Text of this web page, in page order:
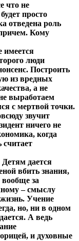
что не
просто
отведена роль
Кому
имеется
люди
Построить
из вредных
а не
выработаем
с мертвой точки.
звучит
ничего не
когда
дается
вбить знания,
за
– смыслу
Учение
но, ни в одном
А ведь
и духовные